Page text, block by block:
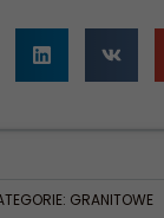
GRANITOWE